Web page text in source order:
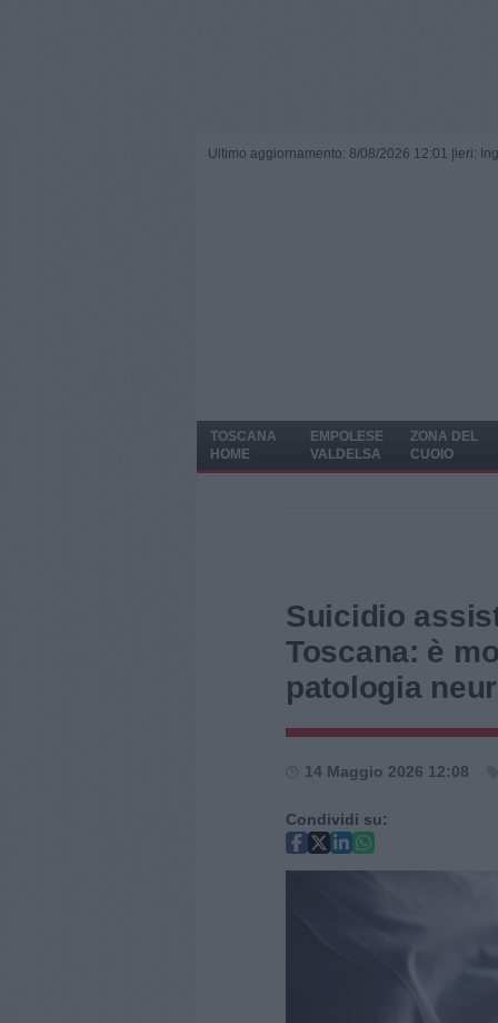
Ultimo aggiornamento: 8/08/2026 12:01 | ieri:
TOSCANA
HOME
EMPOLESE
VALDELSA
ZONA DEL
CUOIO
Suicidio
Toscana: è
patologia
14 Maggio 2026 12:08
Condividi su: